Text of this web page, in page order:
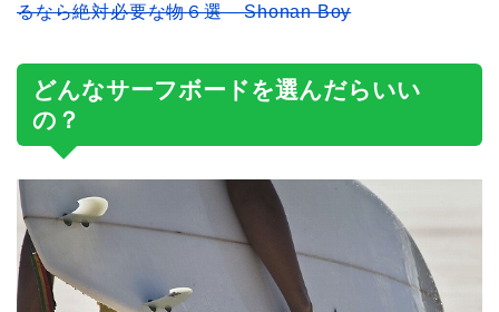
るなら絶対必要な物６選 – Shonan Boy
どんなサーフボードを選んだらいい
の？